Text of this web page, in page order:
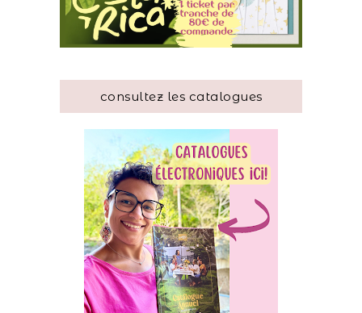
consultez les catalogues